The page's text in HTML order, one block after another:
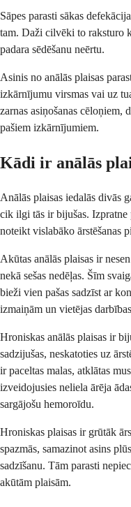
Sāpes parasti sākas
tam. Daži cilvēki to raksturo
padara sēdēšanu neērtu.
Asinis no anālās plaisas
izkārnījumu virsmas vai uz
zarnas asiņošanas cēloņiem,
pašiem izkārnījumiem.
Kādi ir anālās
Anālās plaisas iedalās divās
cik ilgi tās ir bijušas.
noteikt vislabāko ārstēšanas
Akūtas anālās plaisas ir
nekā sešas nedēļas. Šīm
bieži vien pašas sadzīst ar
izmaiņām un vietējas
Hroniskas anālās plaisas ir
sadzijušas, neskatoties uz
ir paceltas malas, atklātas
izveidojusies neliela ārēja
sargājošu hemoroīdu.
Hroniskas plaisas ir grūtāk
spazmās, samazinot asins
sadzīšanu. Tām parasti
akūtām plaisām.